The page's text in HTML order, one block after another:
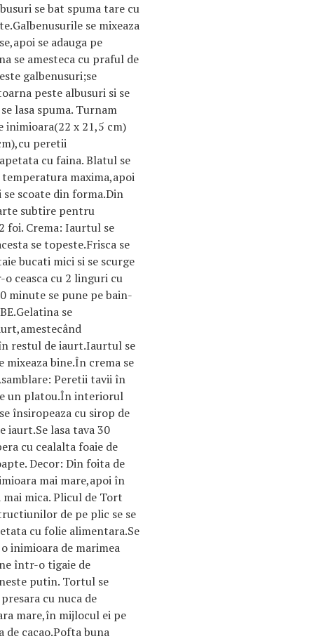
se bat spuma tare cu
se mixeaza
se adauga pe
se amesteca cu praful de
galbenusuri;se
peste albusuri si se
lasa spuma. Turnam
x 21,5 cm)
peretii
cu faina. Blatul se
maxima,apoi
scoate din forma.Din
subtire pentru
foi. Crema: Iaurtul se
se topeste.Frisca se
bucati mici si se scurge
ceasca cu 2 linguri cu
minute se pune pe bain-
se
restul de iaurt.Iaurtul se
bine.În crema se
Peretii tavii în
un platou.În interiorul
însiropeaza cu sirop de
iaurt.Se lasa tava 30
cu cealalta foaie de
Decor: Din foita de
mai mare,apoi în
mica. Plicul de Tort
de pe plic se se
cu folie alimentara.Se
inimioara de marimea
într-o tigaie de
putin. Tortul se
cu nuca de
mare,în mijlocul ei pe
de cacao.Pofta buna